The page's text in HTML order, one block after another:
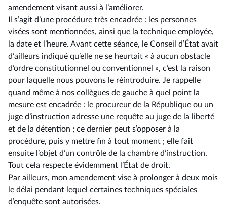
amendement visant aussi à l’améliorer.
Il s’agit d’une procédure très encadrée : les personnes
visées sont mentionnées, ainsi que la technique employée,
la date et l’heure. Avant cette séance, le Conseil d’État avait
d’ailleurs indiqué qu’elle ne se heurtait « à aucun obstacle
d’ordre constitutionnel ou conventionnel », c’est la raison
pour laquelle nous pouvons le réintroduire. Je rappelle
quand même à nos collègues de gauche à quel point la
mesure est encadrée : le procureur de la République ou un
juge d’instruction adresse une requête au juge de la liberté
et de la détention ; ce dernier peut s’opposer à la
procédure, puis y mettre fin à tout moment ; elle fait
ensuite l’objet d’un contrôle de la chambre d’instruction.
Tout cela respecte évidemment l’État de droit.
Par ailleurs, mon amendement vise à prolonger à deux mois
le délai pendant lequel certaines techniques spéciales
d’enquête sont autorisées.